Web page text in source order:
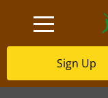
Sign Up